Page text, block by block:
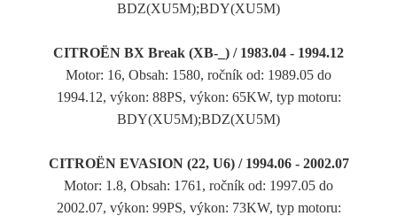
BDZ(XU5M);BDY(XU5M)
CITROËN BX Break (XB-_) / 1983.04 - 1994.12
Motor: 16, Obsah: 1580, ročník od: 1989.05 do
1994.12, výkon: 88PS, výkon: 65KW, typ motoru:
BDY(XU5M);BDZ(XU5M)
CITROËN EVASION (22, U6) / 1994.06 - 2002.07
Motor: 1.8, Obsah: 1761, ročník od: 1997.05 do
2002.07, výkon: 99PS, výkon: 73KW, typ motoru: